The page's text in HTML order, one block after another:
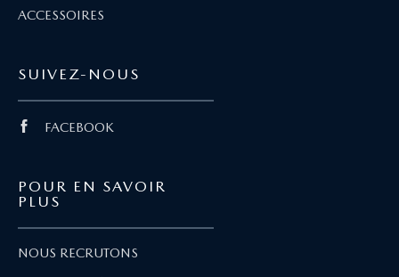
ACCESSOIRES
SUIVEZ-NOUS
FACEBOOK
POUR EN SAVOIR
PLUS
NOUS RECRUTONS